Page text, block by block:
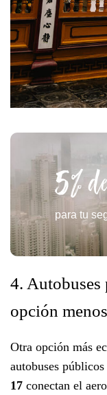
5%
para tu
4.
opción
Otra opción más
autobuses
17 conectan el